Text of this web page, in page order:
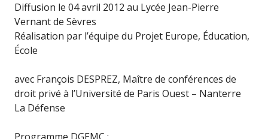
Diffusion le 04 avril 2012 au Lycée Jean-Pierre
Vernant de Sèvres
Réalisation par l’équipe du Projet Europe, Éducation,
École
avec François DESPREZ, Maître de conférences de
droit privé à l’Université de Paris Ouest – Nanterre
La Défense